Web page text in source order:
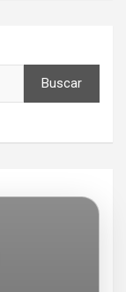
Buscar